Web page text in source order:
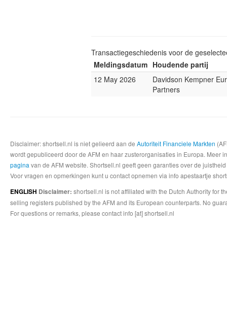
Transactiegeschiedenis voor de
Meldingsdatum Houdende partij
12 May 2026
Davidson Kempner
Partners
Disclaimer: shortsell.nl is niet gelieerd aan de Autoriteit Financiele Markten
wordt gepubliceerd door de AFM en haar zusterorganisaties in Europa.
pagina van de AFM website. Shortsell.nl geeft geen garanties over de
Voor vragen en opmerkingen kunt u contact opnemen via info apestaartje
ENGLISH Disclaimer: shortsell.nl is not affiliated with the Dutch Authority for
selling registers published by the AFM and its European counterparts. No
For questions or remarks, please contact info [at] shortsell.nl